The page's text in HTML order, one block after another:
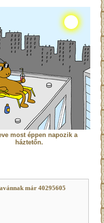
most éppen napozik a
háztetőn.
már 40295605